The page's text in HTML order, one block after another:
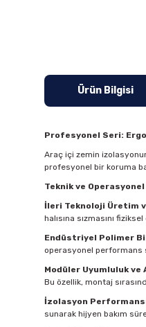
Ürün Bilgisi
Profesyonel Seri:
Araç içi zemin
profesyonel bir koruma
Teknik ve
İleri Teknoloji Üretim
halısına sızmasını
Endüstriyel Polimer
operasyonel performans
Modüler Uyumluluk ve
Bu özellik, montaj
İzolasyon
sunarak hijyen bakım